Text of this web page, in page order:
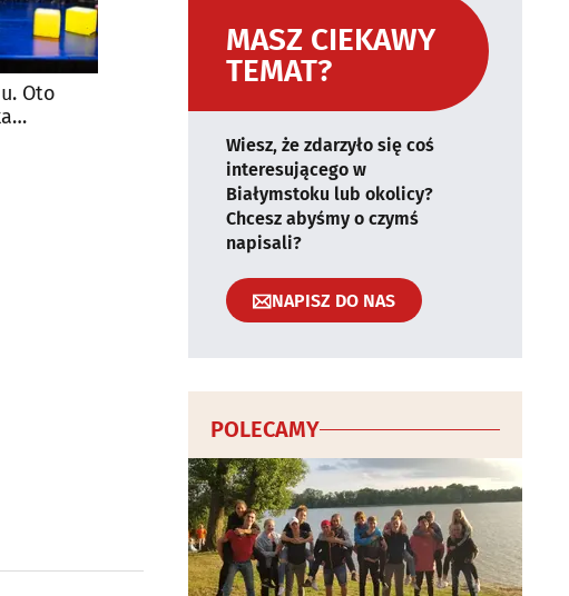
Oto
MASZ CIEKAWY
TEMAT?
Wiesz, że zdarzyło się coś
interesującego w
Białymstoku lub okolicy?
Chcesz abyśmy o czymś
napisali?
NAPISZ DO NAS
POLECAMY